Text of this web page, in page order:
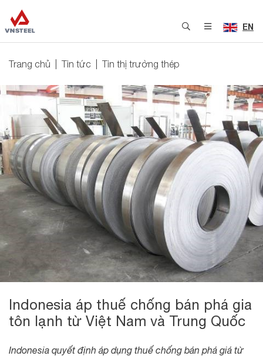
EN
Trang chủ Tin tức Tin thị trường thép
Indonesia áp thuế chống bán phá gia
tôn lạnh từ Việt Nam và Trung Quốc
Indonesia quyết định áp dụng thuế chống bán phá giá từ